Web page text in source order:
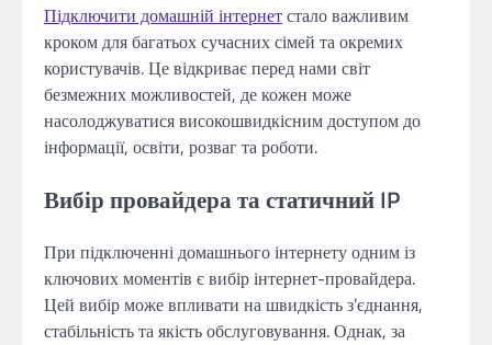
Підключити домашній інтернетстало важливим
кроком для багатьох сучасних сімей та окремих
користувачів. Це відкриває перед нами світ
безмежних можливостей, де кожен може
насолоджуватися високошвидкісним доступом до
інформації, освіти, розваг та роботи.
Вибір провайдера та статичний IP
При підключенні домашнього інтернету одним із
ключових моментів є вибір інтернет-провайдера.
Цей вибір може впливати на швидкість з’єднання,
стабільність та якість обслуговування. Однак, за